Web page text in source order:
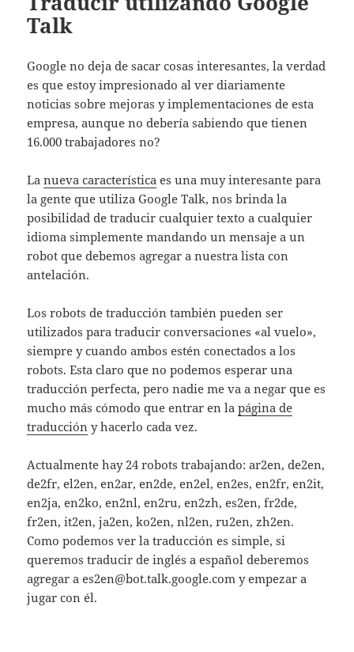
Talk
Google no deja de sacar cosas interesantes, la verdad
es que estoy impresionado al ver diariamente
noticias sobre mejoras y implementaciones de esta
empresa, aunque no debería sabiendo que tienen
16.000 trabajadores no?
Lanueva característica es una muy interesante para
la gente que utiliza Google Talk, nos brinda la
posibilidad de traducir cualquier texto a cualquier
idioma simplemente mandando un mensaje a un
robot que debemos agregar a nuestra lista con
antelación.
Los robots de traducción también pueden ser
utilizados para traducir conversaciones «al vuelo»,
siempre y cuando ambos estén conectados a los
robots. Esta claro que no podemos esperar una
traducción perfecta, pero nadie me va a negar que es
mucho más cómodo que entrar en lapágina de
traducción y hacerlo cada vez.
Actualmente hay 24 robots trabajando: ar2en, de2en,
de2fr, el2en, en2ar, en2de, en2el, en2es, en2fr, en2it,
en2ja, en2ko, en2nl, en2ru, en2zh, es2en, fr2de,
fr2en, it2en, ja2en, ko2en, nl2en, ru2en, zh2en.
Como podemos ver la traducción es simple, si
queremos traducir de inglés a español deberemos
agregar aes2en@bot.talk.google.com y empezar a
jugar con él.